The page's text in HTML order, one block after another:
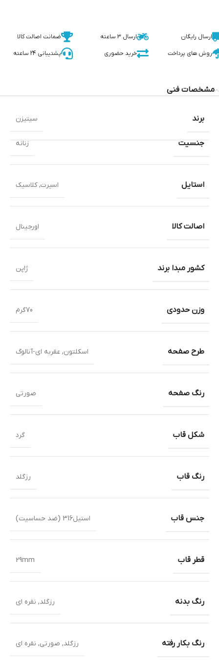
ارسال رایگان ارسال 3 ساعته ضمانت اصالت کالا
روش های پرداخت خرید حضوری پشتیبانی 24 ساعته
مشخصات فنی
جنسیت زنانه
استایل اسپرت,کلاسیک
اصالت کالا اورجینال
کشور مبدا برند ژاپن
وزن حدودی 70گرم
طرح صفحه اسکلتون, عقربه ای-آنالوگ
رنگ صفحه صورتی
شکل قاب گرد
رنگ قاب رزگلد
جنس قاب استیل316 (ضد حساسیت)
قطر قاب 29mm
رنگ بدنه رزگلد, نقره ای
رنگ بکار رفته رزگلد, صورتی, نقره ای
برند سیتیزن